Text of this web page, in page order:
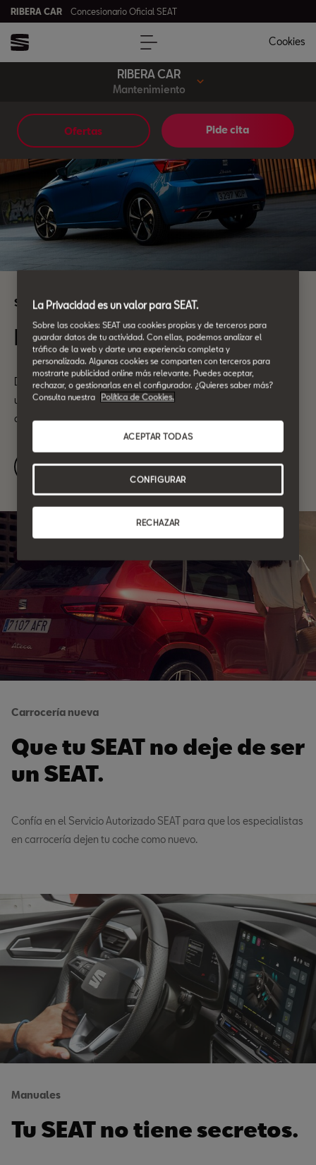
RIBERA CAR Concesionario Oficial SEAT
Cookies
RIBERA CAR
Mantenimiento
Ofertas Pide cita
SEAT LongDrive
Plan de mantenimiento
Disfruta de un plan de mantenimiento con cuotas flexibles y
una cobertura de hasta 10 años. Conoce todas sus ventajas y
calcula tu cuota.
Ver más
Carrocería nueva
Que tu SEAT no deje de ser
un SEAT.
Confía en el Servicio Autorizado SEAT para que los especialistas
en carrocería dejen tu coche como nuevo.
Manuales
Tu SEAT no tiene secretos.
La Privacidad es un valor para SEAT.
Sobre las cookies: SEAT usa cookies propias y de terceros para
guardar datos de tu actividad. Con ellas, podemos analizar el
tráfico de la web y darte una experiencia completa y
personalizada. Algunas cookies se comparten con terceros para
mostrarte publicidad online más relevante. Puedes aceptar,
rechazar, o gestionarlas en el configurador. ¿Quieres saber más?
Consulta nuestra
Política de Cookies.
RECHAZAR
ACEPTAR TODAS
CONFIGURAR